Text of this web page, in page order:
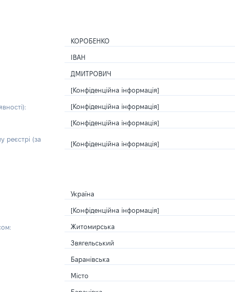
КОРОБЕНКО
ІВАН
ДМИТРОВИЧ
[Конфіденційна інформація]
[Конфіденційна інформація]
[Конфіденційна інформація]
реєстрі (за
[Конфіденційна інформація]
Україна
[Конфіденційна інформація]
Житомирська
Звягельський
Баранівська
Місто